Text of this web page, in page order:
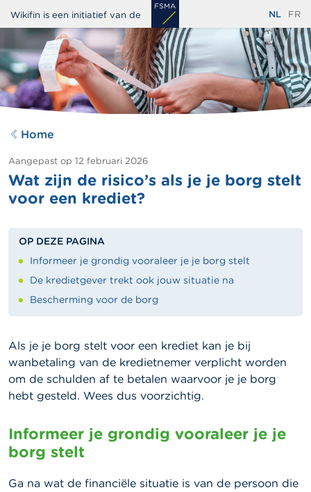
Overslaan
en
de
inhoud
gaan
Wikifin is een initiatief van de NL FR
Home
Aangepast op 12 februari 2026
Wat zijn de risico’s als je je borg stelt
voor een krediet?
OP DEZE PAGINA
Informeer je grondig vooraleer je je borg stelt
De kredietgever trekt ook jouw situatie na
Bescherming voor de borg
Als je je borg stelt voor een krediet kan je bij
wanbetaling van de kredietnemer verplicht worden
om de schulden af te betalen waarvoor je je borg
hebt gesteld. Wees dus voorzichtig.
Informeer je grondig vooraleer je je
borg stelt
Ga na wat de financiële situatie is van de persoon die